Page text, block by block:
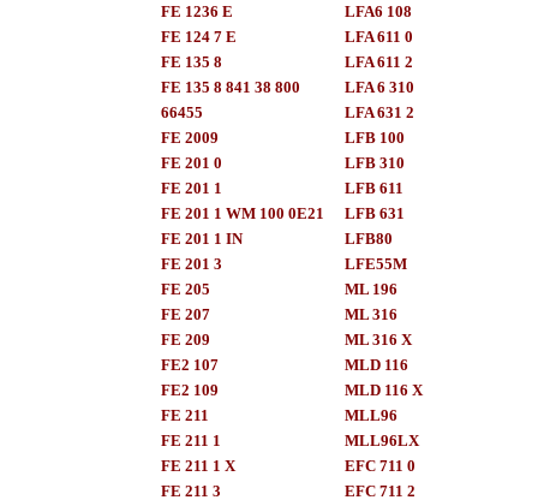
FE 1236 E
FE 124 7 E
FE 135 8
FE 135 8 841 38 800
66455
FE 2009
FE 201 0
FE 201 1
FE 201 1 WM 100 0E21
FE 201 1 IN
FE 201 3
FE 205
FE 207
FE 209
FE2 107
FE2 109
FE 211
FE 211 1
FE 211 1 X
FE 211 3
LFA6 108
LFA 611 0
LFA 611 2
LFA 6 310
LFA 631 2
LFB 100
LFB 310
LFB 611
LFB 631
LFB80
LFE55M
ML 196
ML 316
ML 316 X
MLD 116
MLD 116 X
MLL96
MLL96LX
EFC 711 0
EFC 711 2